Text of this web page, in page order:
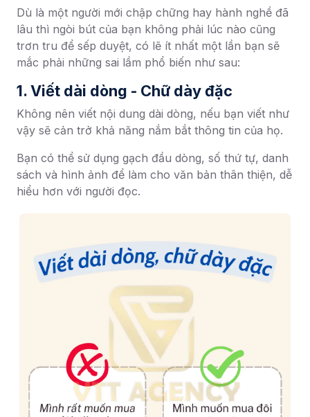
Dù là một người mới chập chững hay hành nghề đã
lâu thì ngòi bút của bạn không phải lúc nào cũng
trơn tru để sếp duyệt, có lẽ ít nhất một lần bạn sẽ
mắc phải những sai lầm phổ biến như sau:
1. Viết dài dòng - Chữ dày đặc
Không nên viết nội dung dài dòng, nếu bạn viết như
vậy sẽ cản trở khả năng nắm bắt thông tin của họ.
Bạn có thể sử dụng gạch đầu dòng, số thứ tự, danh
sách và hình ảnh để làm cho văn bản thân thiện, dễ
hiểu hơn với người đọc.